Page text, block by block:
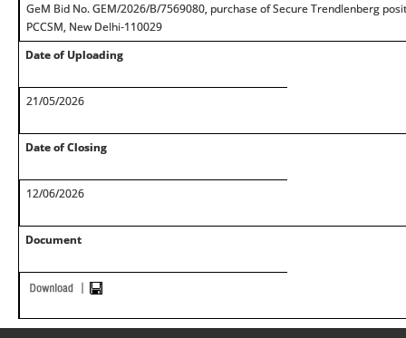
GeM Bid No. GEM/2026/B/7569080, purchase of Secure Trendlenberg
PCCSM, New Delhi-110029
Date of Uploading
21/05/2026
Date of Closing
12/06/2026
Document